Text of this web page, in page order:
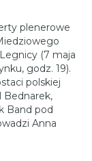
plenerowe
(7 maja
godz. 19).
polskiej
Bednarek,
Band pod
Anna